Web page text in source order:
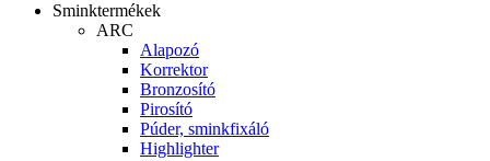
Sminktermékek
ARC
Alapozó
Korrektor
Bronzosító
Pirosító
Púder, sminkfixáló
Highlighter